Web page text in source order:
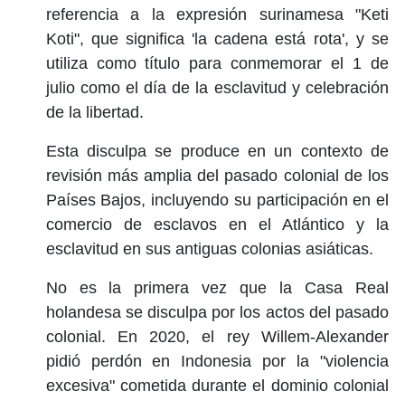
referencia a la expresión surinamesa "Keti
Koti", que significa 'la cadena está rota', y se
utiliza como título para conmemorar el 1 de
julio como el día de la esclavitud y celebración
de la libertad.
Esta disculpa se produce en un contexto de
revisión más amplia del pasado colonial de los
Países Bajos, incluyendo su participación en el
comercio de esclavos en el Atlántico y la
esclavitud en sus antiguas colonias asiáticas.
No es la primera vez que la Casa Real
holandesa se disculpa por los actos del pasado
colonial. En 2020, el rey Willem-Alexander
pidió perdón en Indonesia por la "violencia
excesiva" cometida durante el dominio colonial